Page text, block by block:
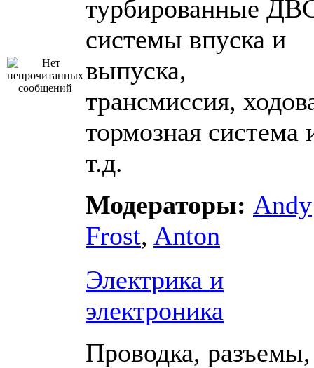
турбированные
системы впуска и
выпуска,
трансмиссия,
тормозная система
т.д.
Модераторы: Andy
Frost, Anton
Электрика и
электроника
Проводка, разъемы,